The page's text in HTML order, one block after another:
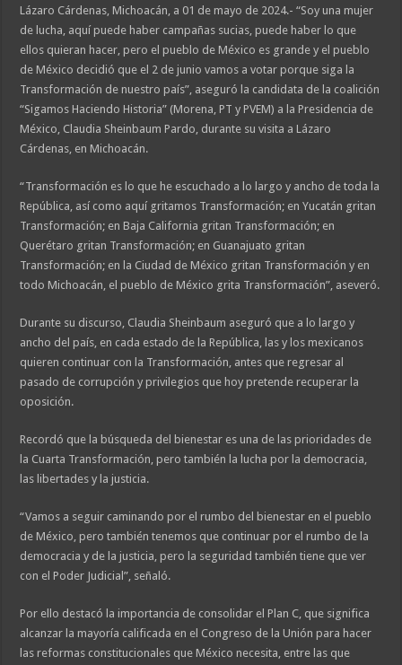
Lázaro Cárdenas, Michoacán, a 01 de mayo de 2024.- “Soy una mujer
de lucha, aquí puede haber campañas sucias, puede haber lo que
ellos quieran hacer, pero el pueblo de México es grande y el pueblo
de México decidió que el 2 de junio vamos a votar porque siga la
Transformación de nuestro país”, aseguró la candidata de la coalición
“Sigamos Haciendo Historia” (Morena, PT y PVEM) a la Presidencia de
México, Claudia Sheinbaum Pardo, durante su visita a Lázaro
Cárdenas, en Michoacán.
“Transformación es lo que he escuchado a lo largo y ancho de toda la
República, así como aquí gritamos Transformación; en Yucatán gritan
Transformación; en Baja California gritan Transformación; en
Querétaro gritan Transformación; en Guanajuato gritan
Transformación; en la Ciudad de México gritan Transformación y en
todo Michoacán, el pueblo de México grita Transformación”, aseveró.
Durante su discurso, Claudia Sheinbaum aseguró que a lo largo y
ancho del país, en cada estado de la República, las y los mexicanos
quieren continuar con la Transformación, antes que regresar al
pasado de corrupción y privilegios que hoy pretende recuperar la
oposición.
Recordó que la búsqueda del bienestar es una de las prioridades de
la Cuarta Transformación, pero también la lucha por la democracia,
las libertades y la justicia.
“Vamos a seguir caminando por el rumbo del bienestar en el pueblo
de México, pero también tenemos que continuar por el rumbo de la
democracia y de la justicia, pero la seguridad también tiene que ver
con el Poder Judicial”, señaló.
Por ello destacó la importancia de consolidar el Plan C, que significa
alcanzar la mayoría calificada en el Congreso de la Unión para hacer
las reformas constitucionales que México necesita, entre las que